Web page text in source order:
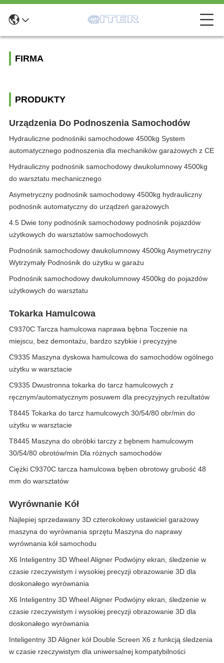
FIRMA
PRODUKTY
Urządzenia Do Podnoszenia Samochodów
Hydrauliczne podnośniki samochodowe 4500kg System
automatycznego podnoszenia dla mechaników garażowych z CE
Hydrauliczny podnośnik samochodowy dwukolumnowy 4500kg
do warsztatu mechanicznego
Asymetryczny podnośnik samochodowy 4500kg hydrauliczny
podnośnik automatyczny do urządzeń garażowych
4.5 Dwie tony podnośnik samochodowy podnośnik pojazdów
użytkowych do warsztatów samochodowych
Podnośnik samochodowy dwukolumnowy 4500kg Asymetryczny
Wytrzymały Podnośnik do użytku w garażu
Podnośnik samochodowy dwukolumnowy 4500kg do pojazdów
użytkowych do warsztatu
Tokarka Hamulcowa
C9370C Tarcza hamulcowa naprawa bębna Toczenie na
miejscu, bez demontażu, bardzo szybkie i precyzyjne
C9335 Maszyna dyskowa hamulcowa do samochodów ogólnego
użytku w warsztacie
C9335 Dwustronna tokarka do tarcz hamulcowych z
ręcznym/automatycznym posuwem dla precyzyjnych rezultatów
T8445 Tokarka do tarcz hamulcowych 30/54/80 obr/min do
użytku w warsztacie
T8445 Maszyna do obróbki tarczy z bębnem hamulcowym
30/54/80 obrotów/min Dla różnych samochodów
Ciężki C9370C tarcza hamulcowa bęben obrotowy grubość 48
mm do warsztatów
Wyrównanie Kół
Najlepiej sprzedawany 3D czterokołowy ustawiciel garażowy
maszyna do wyrównania sprzętu Maszyna do naprawy
wyrównania kół samochodu
X6 Inteligentny 3D Wheel Aligner Podwójny ekran, śledzenie w
czasie rzeczywistym i wysokiej precyzji obrazowanie 3D dla
doskonałego wyrównania
X6 Inteligentny 3D Wheel Aligner Podwójny ekran, śledzenie w
czasie rzeczywistym i wysokiej precyzji obrazowanie 3D dla
doskonałego wyrównania
Inteligentny 3D Aligner kół Double Screen X6 z funkcją śledzenia
w czasie rzeczywistym dla uniwersalnej kompatybilności